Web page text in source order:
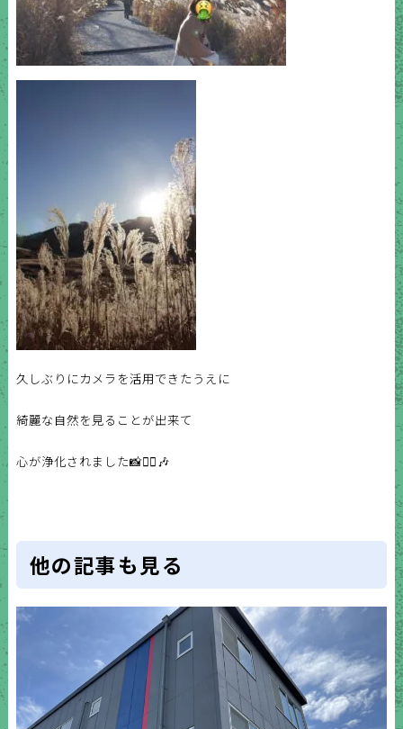
久しぶりにカメラを活用できたうえに
綺麗な自然を見ることが出来て
心が浄化されました📸✌🏼🎶
他の記事も見る